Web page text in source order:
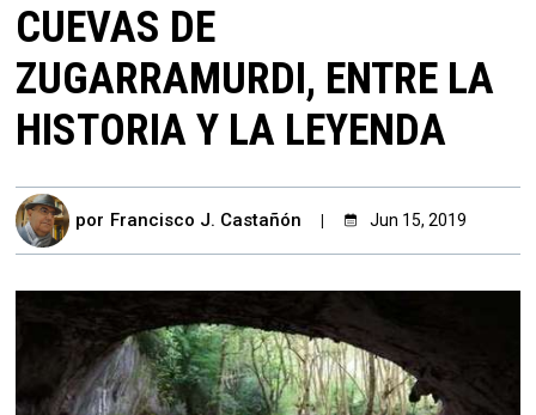
CUEVAS DE
ZUGARRAMURDI, ENTRE LA
HISTORIA Y LA LEYENDA
por Francisco J. Castañón Jun 15, 2019